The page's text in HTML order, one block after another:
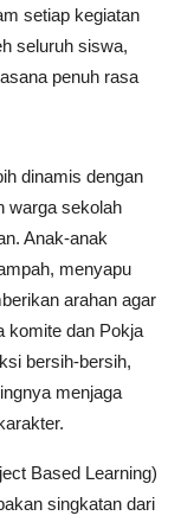
setiap kegiatan
seluruh siswa,
penuh rasa
dinamis dengan
warga sekolah
Anak-anak
menyapu
arahan agar
komite dan Pokja
bersih-bersih,
menjaga
Based Learning)
singkatan dari